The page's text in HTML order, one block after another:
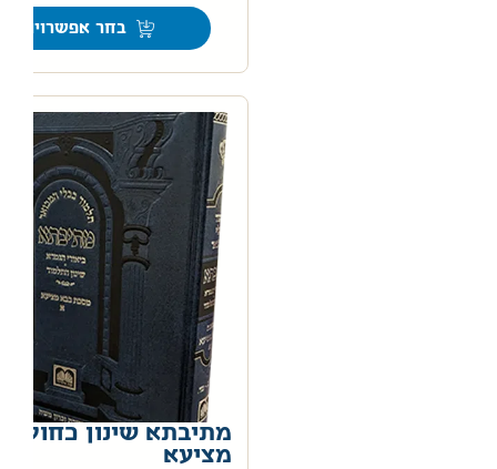
בחר אפשרויות
מתיבתא שינון כחול
מציעא